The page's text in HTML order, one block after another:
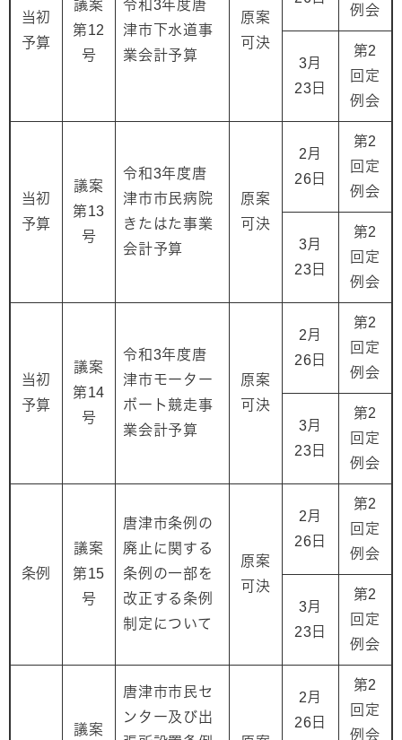
当初
予算
議案
第12
号
令和3年度唐
津市下水道事
業会計予算
原案
可決
例会
3月
23日
第2
回定
例会
当初
予算
議案
第13
号
令和3年度唐
津市市民病院
きたはた事業
会計予算
原案
可決
2月
26日
第2
回定
例会
3月
23日
第2
回定
例会
当初
予算
議案
第14
号
令和3年度唐
津市モーター
ボート競走事
業会計予算
原案
可決
2月
26日
第2
回定
例会
3月
23日
第2
回定
例会
条例
議案
第15
号
唐津市条例の
廃止に関する
条例の一部を
改正する条例
制定について
原案
可決
2月
26日
第2
回定
例会
3月
23日
第2
回定
例会
議案
唐津市市民セ
ンター及び出
2月
26日
第2
回定
例会